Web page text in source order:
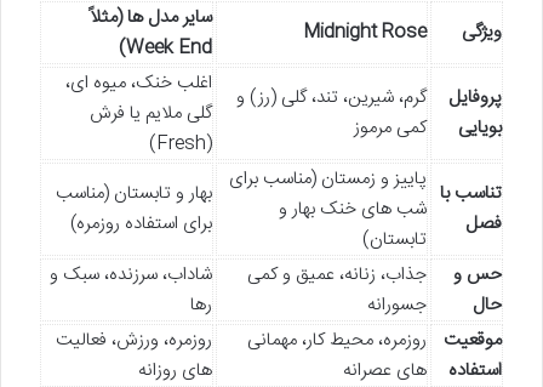
ویژگی Midnight Rose
سایر مدل ها (مثلاً
Week End)
پروفایل
بویایی
گرم، شیرین، تند، گلی (رز) و
کمی مرموز
اغلب خنک، میوه ای،
گلی ملایم یا فرش
(Fresh)
تناسب با
فصل
پاییز و زمستان (مناسب برای
شب های خنک بهار و
تابستان)
بهار و تابستان (مناسب
برای استفاده روزمره)
حس و
حال
جذاب، زنانه، عمیق و کمی
جسورانه
شاداب، سرزنده، سبک و
رها
موقعیت
استفاده
روزمره، محیط کار، مهمانی
های عصرانه
روزمره، ورزش، فعالیت
های روزانه